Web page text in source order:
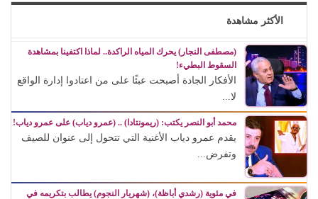
الأكثر مشاهدة
(مصطفى النجار) يحرك المياه الراكدة.. لماذا اكتفينا بمشاهدة
السقوط البطيء!
الأفكار الجادة أصبحت عبئًا على من اعتادوا إدارة الواقع
لا...
محمد أبو النصر يكتب: (ريمونتادا) .. (عمرو دياب) على عمرو دياب!
يقدم عمرو دياب الأغنية التي تتحول إلى عنوان للصيف
وتفرض...
في مئوية (رشدي أباظة)، (شهريار النجوم) يطالب بتكريمه في